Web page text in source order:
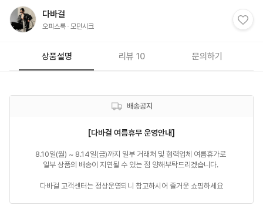
다바걸
오피스룩 모던시크
상품설명 리뷰 10 문의하기
배송공지
[다바걸 여름휴무 운영안내]
8.10일(월) ~ 8.14일(금)까지 일부 거래처 및 협력업체 여름휴가로
일부 상품의 배송이 지연될 수 있는 점 양해부탁드리겠습니다.
다바걸 고객센터는 정상운영되니 참고하시어 즐거운 쇼핑하세요